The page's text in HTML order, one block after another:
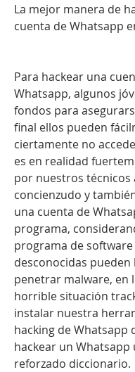
La mejor manera de
cuenta de Whatsapp
Para hackear una
Whatsapp, algunos
fondos para
final ellos pueden
ciertamente no
es en realidad
por nuestros técnicos
concienzudo y
una cuenta de
programa,
programa de
desconocidas pueden
penetrar malware, en
horrible situación
instalar nuestra
hacking de Whatsapp
hackear un Whatsapp
reforzado diccionario.